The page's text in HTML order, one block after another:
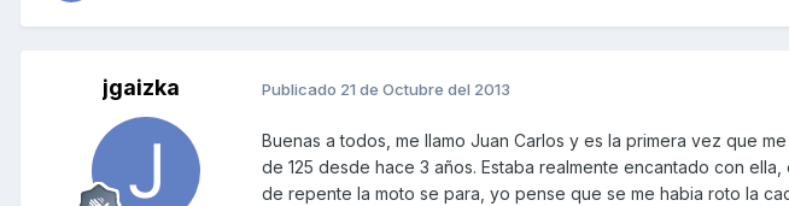
jgaizka Publicado 21 de Octubre del 2013
Buenas a todos, me llamo Juan Carlos y es la primera vez que
de 125 desde hace 3 años. Estaba realmente encantado con
de repente la moto se para, yo pense que se me habia roto la